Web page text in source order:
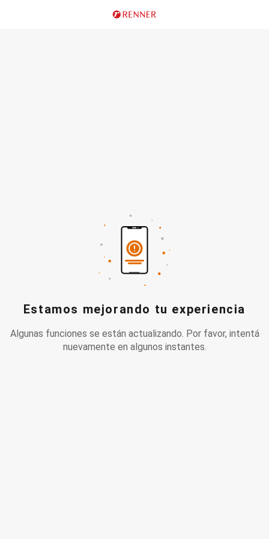
Estamos mejorando tu experiencia
Algunas funciones se están actualizando. Por favor, intentá
nuevamente en algunos instantes.